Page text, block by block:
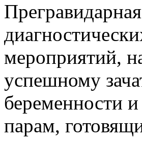
мероприятий,
успешному
беременности
парам,